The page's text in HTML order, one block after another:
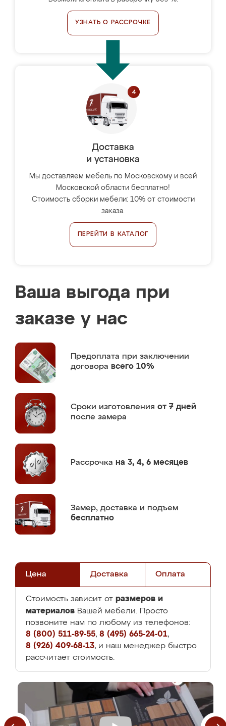
УЗНАТЬ О РАССРОЧКЕ
Доставка
и установка
Мы доставляем мебель по Московскому и всей
Московской области бесплатно!
Стоимость сборки мебели: 10% от стоимости
заказа.
ПЕРЕЙТИ В КАТАЛОГ
Ваша выгода при
заказе у нас
Предоплата при заключении
договора всего 10%
Сроки изготовления от 7 дней
после замера
Рассрочка на 3, 4, 6 месяцев
Замер, доставка и подъем
бесплатно
Цена Доставка Оплата
Стоимость зависит от размеров и
материалов Вашей мебели. Просто
позвоните нам по любому из телефонов:
8 (800) 511-89-55, 8 (495) 665-24-01,
8 (926) 409-68-13, и наш менеджер быстро
рассчитает стоимость.